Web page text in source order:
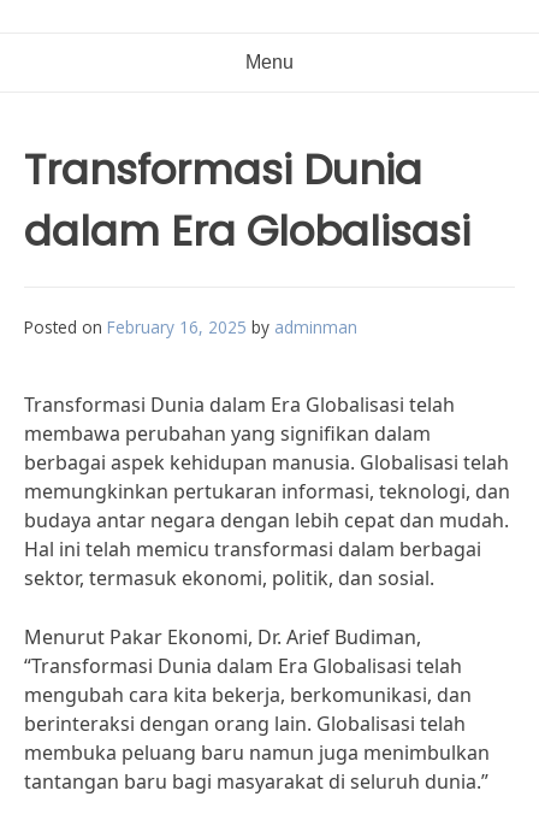
Menu
Transformasi Dunia
dalam Era Globalisasi
Posted on February 16, 2025 by adminman
Transformasi Dunia dalam Era Globalisasi telah
membawa perubahan yang signifikan dalam
berbagai aspek kehidupan manusia. Globalisasi telah
memungkinkan pertukaran informasi, teknologi, dan
budaya antar negara dengan lebih cepat dan mudah.
Hal ini telah memicu transformasi dalam berbagai
sektor, termasuk ekonomi, politik, dan sosial.
Menurut Pakar Ekonomi, Dr. Arief Budiman,
“Transformasi Dunia dalam Era Globalisasi telah
mengubah cara kita bekerja, berkomunikasi, dan
berinteraksi dengan orang lain. Globalisasi telah
membuka peluang baru namun juga menimbulkan
tantangan baru bagi masyarakat di seluruh dunia.”